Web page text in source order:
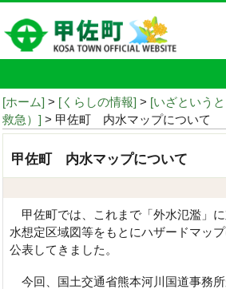
[ホーム] > [くらしの情報] > [いざという
救急）] > 甲佐町 内水マップについて
甲佐町 内水マップについて
甲佐町では、これまで「外水氾濫」
水想定区域図等をもとにハザードマッ
公表してきました。
今回、国土交通省熊本河川国道事務